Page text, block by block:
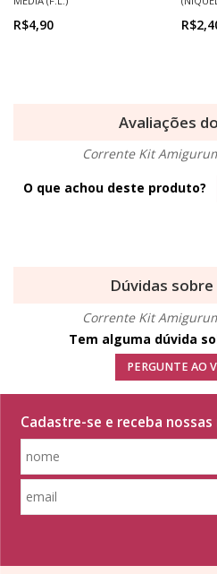
R$4,90
Avaliações
Corrente Kit
O que achou deste produto?
Dúvidas
Corrente Kit
Tem alguma dúvida
PERGUNTE AO
Cadastre-se e receba